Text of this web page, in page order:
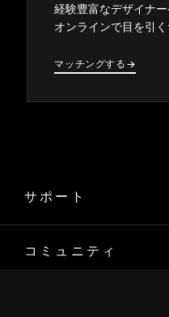
経験豊富なデザイナ⁠ー
オンラインで目を引
マ⁠ッチングする →
→
サポート
コミュニティ